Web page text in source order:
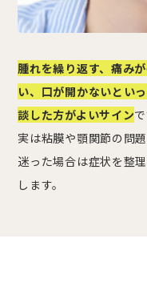
腫れを繰り返す、痛み
い、口が開かないとい
談した方がよいサイン
実は粘膜や顎関節の問
迷った場合は症状を整
します。